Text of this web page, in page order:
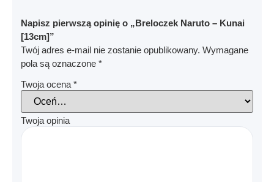
Napisz pierwszą opinię o „Breloczek Naruto – Kunai
[13cm]”
Twój adres e-mail nie zostanie opublikowany. Wymagane
pola są oznaczone *
Twoja ocena *
Twoja opinia